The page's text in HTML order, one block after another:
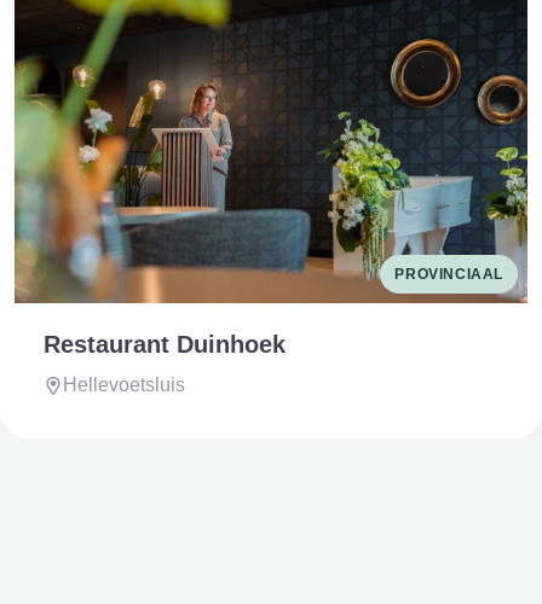
PROVINCIAAL
Restaurant Duinhoek
Hellevoetsluis